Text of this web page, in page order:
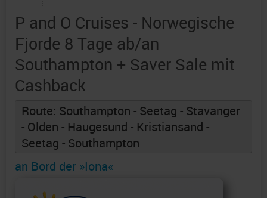
P and O Cruises - Norwegische
Fjorde 8 Tage ab/an
Southampton + Saver Sale mit
Cashback
Route: Southampton - Seetag - Stavanger
- Olden - Haugesund - Kristiansand -
Seetag - Southampton
an Bord der »Iona«